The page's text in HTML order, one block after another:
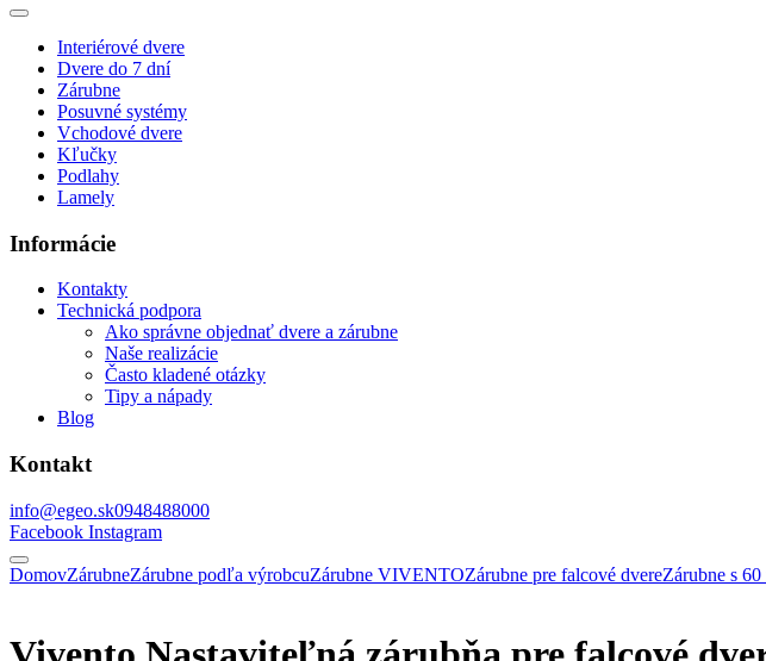
Interiérové dvere
Dvere do 7 dní
Zárubne
Posuvné systémy
Vchodové dvere
Kľučky
Podlahy
Lamely
Informácie
Kontakty
Technická podpora
Ako správne objednať dvere a zárubne
Naše realizácie
Často kladené otázky
Tipy a nápady
Blog
Kontakt
info@egeo.sk0948488000
Facebook Instagram
DomovZárubneZárubne podľa výrobcuZárubne VIVENTOZárubne pre falcové dvereZárubne s